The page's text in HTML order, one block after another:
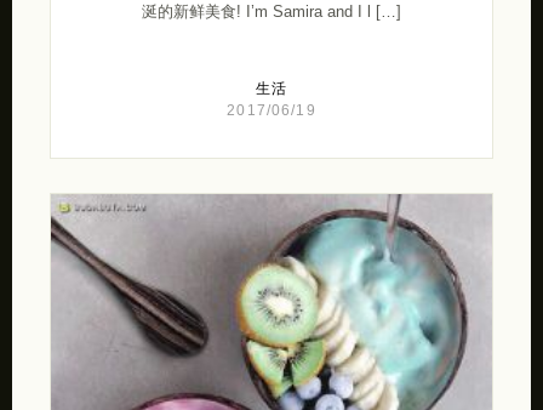
涎的新鲜美食! I’m Samira and I l […]
生活
2017/06/19